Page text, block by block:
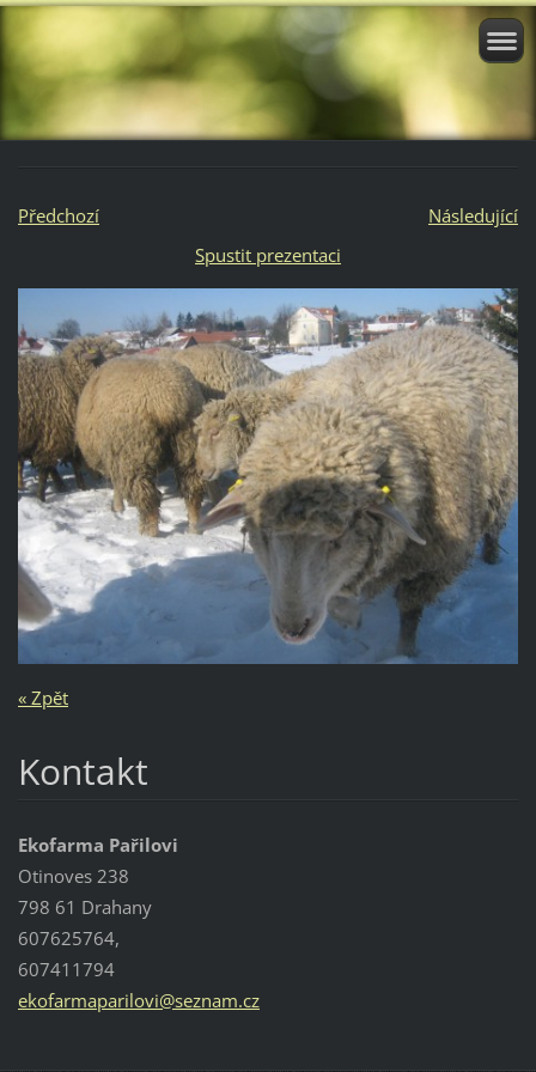
Předchozí
Následující
Spustit prezentaci
« Zpět
Kontakt
Ekofarma Pařilovi
Otinoves 238
798 61 Drahany
607625764,
607411794
ekofarmaparilovi@seznam.cz